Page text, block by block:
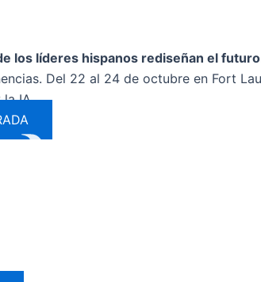
los líderes hispanos rediseñan el
Del 22 al 24 de octubre en Fort
la IA.